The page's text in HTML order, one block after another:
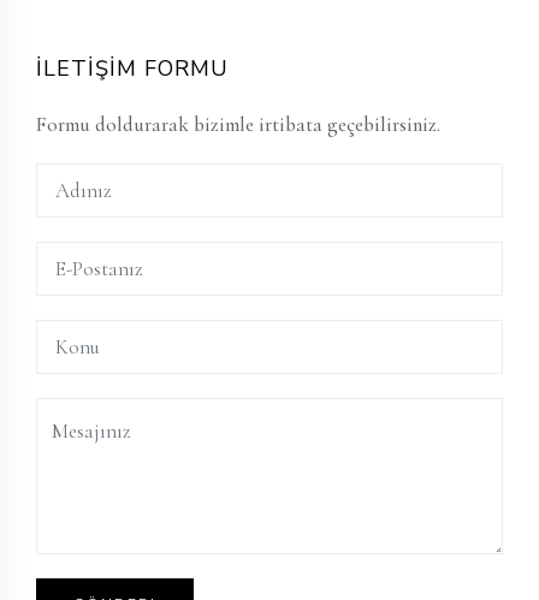
İLETİŞİM FORMU
Formu doldurarak bizimle irtibata geçebilirsiniz.